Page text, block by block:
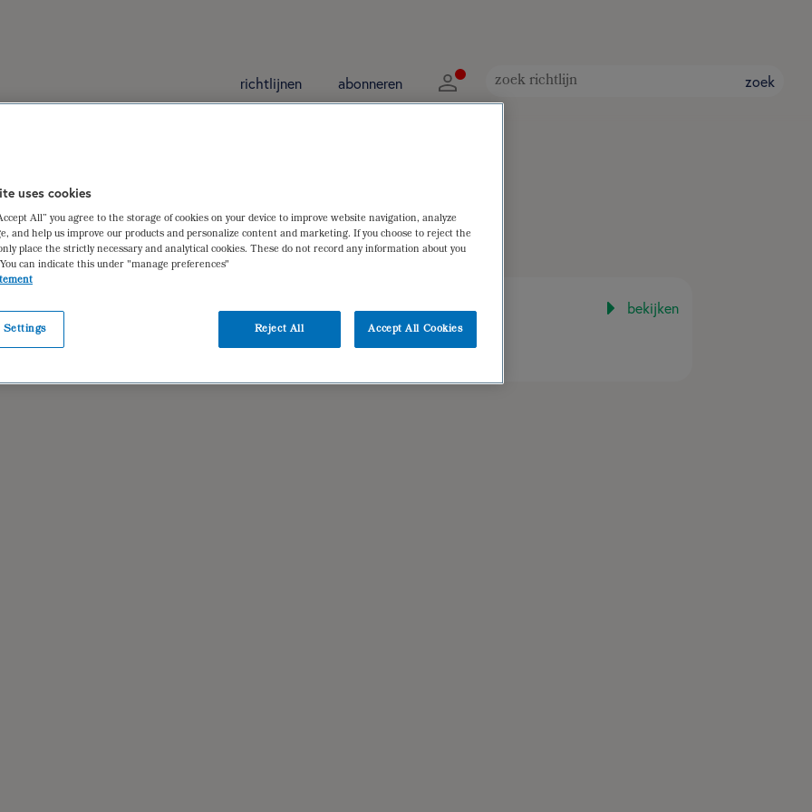
richtlijnen abonneren zoek
(ETZ) te Tilburg
bekijken
Horst
Willeke Vleerbos
ileostoma
uses cookies
All” you agree to the storage of cookies on your device to improve website navigation, analyze
and help us improve our products and personalize content and marketing. If you choose to reject the
place the strictly necessary and analytical cookies. These do not record any information about you
can indicate this under "manage preferences"
Settings Reject All Accept All Cookies